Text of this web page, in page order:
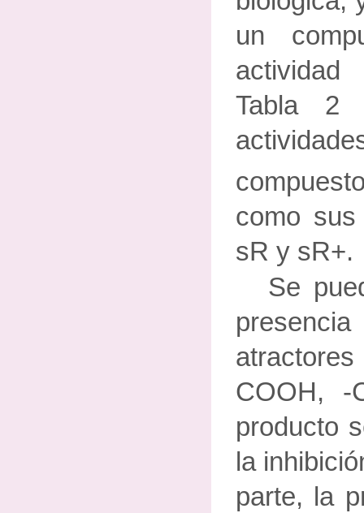
un
Tabla 2
como
sR y sR+.
Se
COOH, -
producto
la
parte, la